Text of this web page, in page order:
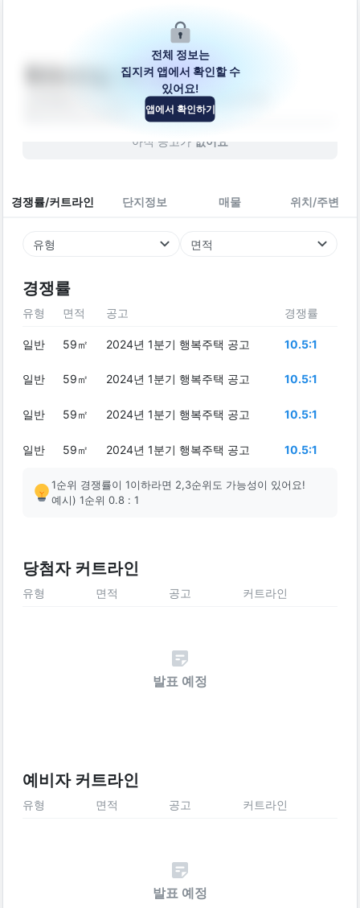
학곡서3길 20-18
강원특별자치도 춘천시 동내면 학곡서3길 20-18
아직 공고가 없어요
경쟁률/커트라인 단지정보 매물 위치/주변
유형 면적
경쟁률
전체 정보는
집지켜 앱에서 확인할 수
있어요!
앱에서 확인하기
유형 면적 공고 경쟁률
일반 59㎡ 2024년 1분기 행복주택 공고 10.5:1
일반 59㎡ 2024년 1분기 행복주택 공고 10.5:1
일반 59㎡ 2024년 1분기 행복주택 공고 10.5:1
일반 59㎡ 2024년 1분기 행복주택 공고 10.5:1
1순위 경쟁률이 1이하라면 2,3순위도 가능성이 있어요!
예시) 1순위 0.8 : 1
당첨자 커트라인
유형 면적 공고 커트라인
발표 예정
예비자 커트라인
유형 면적 공고 커트라인
발표 예정